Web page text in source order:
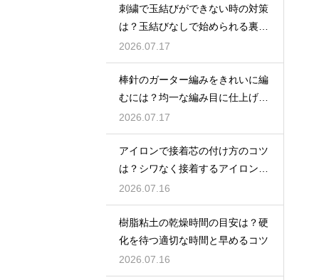
刺繍で玉結びができない時の対策
は？玉結びなしで始められる裏技
や練習法
2026.07.17
棒針のガーター編みをきれいに編
むには？均一な編み目に仕上げる
コツ
2026.07.17
アイロンで接着芯の付け方のコツ
は？シワなく接着するアイロンが
けのポイント
2026.07.16
樹脂粘土の乾燥時間の目安は？硬
化を待つ適切な時間と早めるコツ
2026.07.16